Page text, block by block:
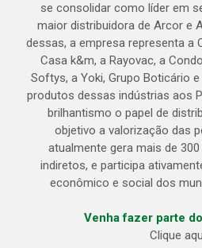
se consolidar como líder em
maior distribuidora de Arcor e
dessas, a empresa representa a
Casa k&m, a Rayovac, a
Softys, a Yoki, Grupo Boticário
produtos dessas indústrias aos
brilhantismo o papel de
objetivo a valorização das
atualmente gera mais de
indiretos, e participa
econômico e social dos
Venha fazer parte
Clique